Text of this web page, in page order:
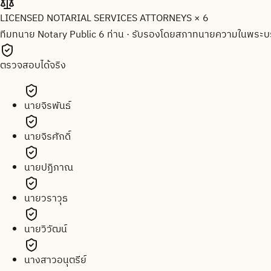
LICENSED NOTARIAL SERVICES ATTORNEYS × 6
ทีมทนาย Notary Public 6 ท่าน· รับรองโดยสภาทนายความในพระ
ตรวจสอบได้จริง
นายจิรพันธ์
นายจิรศักดิ์
นายปฏิภาณ
นายวราวุธ
นายวิวัฒน์
นางสาวอนุตรีย์